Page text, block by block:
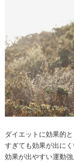
ダイエットに効果的
すぎても効果が出にく
効果が出やすい運動